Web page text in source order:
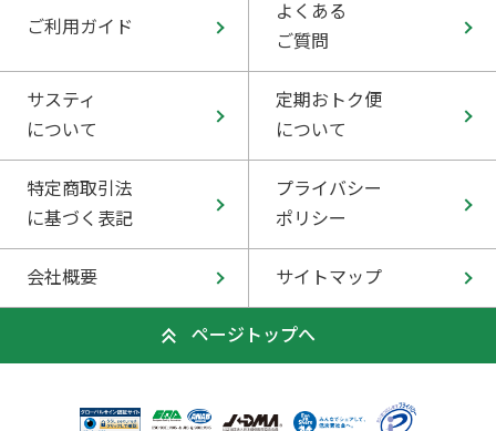
ご利用ガイド
よくある
ご質問
サスティ
について
定期おトク便
について
特定商取引法
に基づく表記
プライバシー
ポリシー
会社概要 サイトマップ
ページトップへ